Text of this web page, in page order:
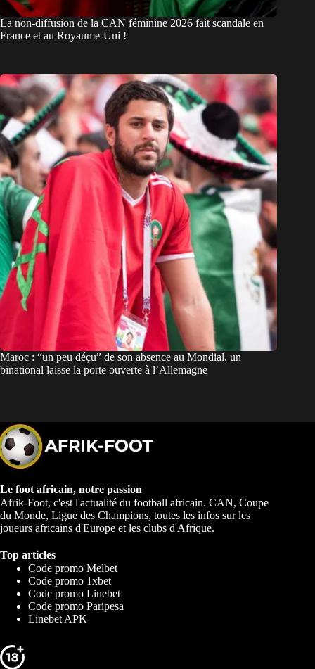
La non-diffusion de la CAN féminine 2026 fait scandale en
France et au Royaume-Uni !
Maroc : “un peu déçu” de son absence au Mondial, un
binational laisse la porte ouverte à l’Allemagne
Le foot africain, notre passion
Afrik-Foot, c'est l'actualité du football africain. CAN, Coupe
du Monde, Ligue des Champions, toutes les infos sur les
joueurs africains d'Europe et les clubs d'Afrique.
Top articles
Code promo Melbet
Code promo 1xbet
Code promo Linebet
Code promo Paripesa
Linebet APK